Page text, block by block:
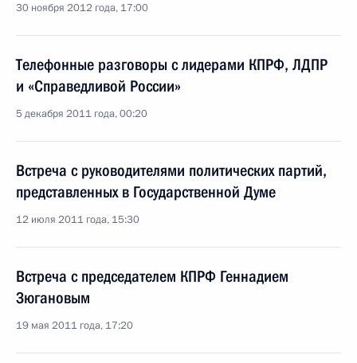
30 ноября 2012 года, 17:00
Телефонные разговоры с лидерами КПРФ, ЛДПР
и «Справедливой России»
5 декабря 2011 года, 00:20
Встреча с руководителями политических партий,
представленных в Государственной Думе
12 июля 2011 года, 15:30
Встреча с председателем КПРФ Геннадием
Зюгановым
19 мая 2011 года, 17:20